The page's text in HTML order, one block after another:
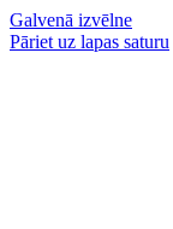
Galvenā izvēlne
Pāriet uz lapas saturu